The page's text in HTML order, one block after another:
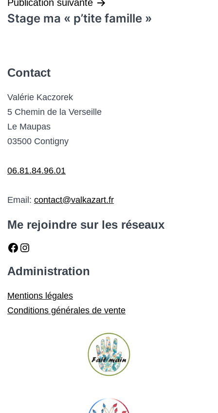
Publication suivante
Stage ma « p’tite famille »
Contact
Valérie Kaczorek
5 Chemin de la Verseille
Le Maupas
03500 Contigny
06.81.84.96.01
Email: contact@valkazart.fr
Me rejoindre sur les réseaux
Facebook
Instagram
Administration
Mentions légales
Conditions générales de vente